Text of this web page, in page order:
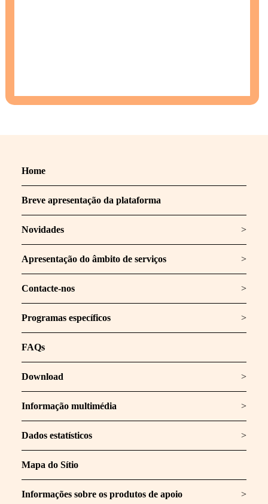
Home
Breve apresentação da plataforma
Novidades >
Apresentação do âmbito de serviços >
Contacte-nos >
Programas específicos >
FAQs
Download >
Informação multimédia >
Dados estatísticos >
Mapa do Sítio
Informações sobre os produtos de apoio >